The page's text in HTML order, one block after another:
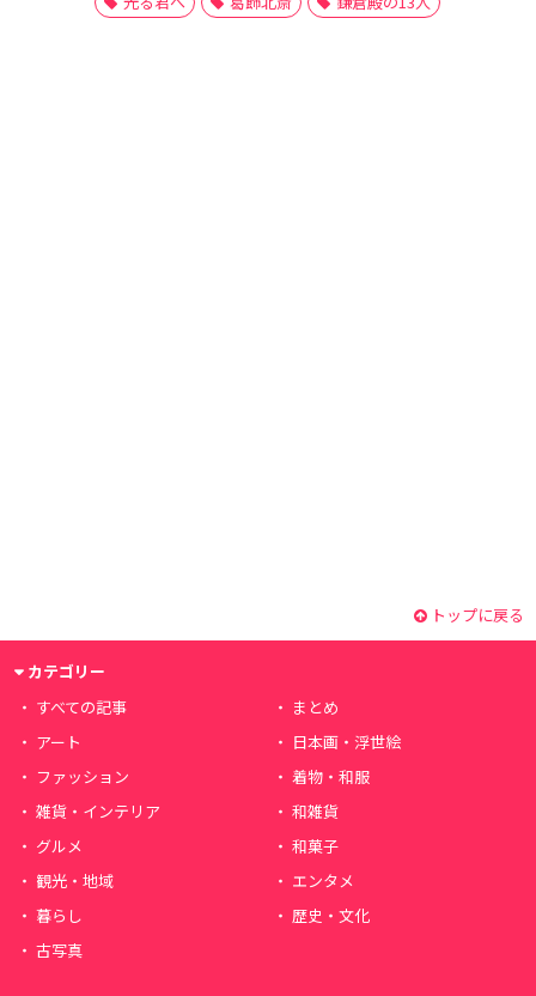
トップに戻る
カテゴリー
すべての記事
まとめ
アート
日本画・浮世絵
ファッション
着物・和服
雑貨・インテリア
和雑貨
グルメ
和菓子
観光・地域
エンタメ
暮らし
歴史・文化
古写真